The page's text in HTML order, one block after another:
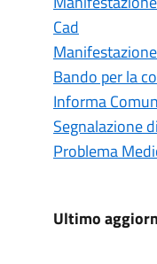
Cad
Bando per la
Informa
Segnalazione
Problema
Ultimo